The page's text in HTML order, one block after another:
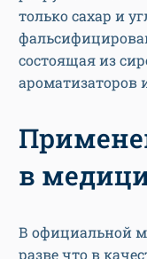
только сахар и
состоящая из
ароматизаторов
в
В официальной
разве что в